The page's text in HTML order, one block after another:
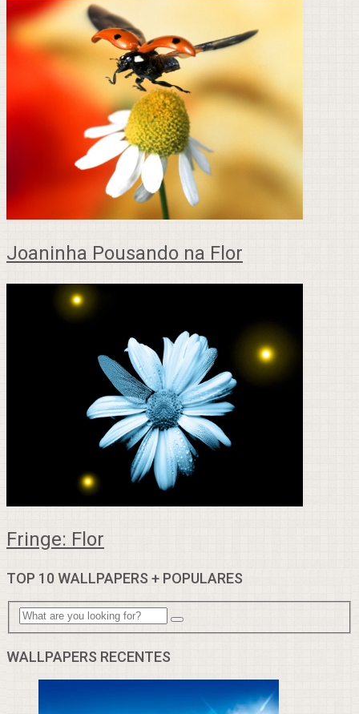
Joaninha Pousando na Flor
Fringe: Flor
TOP 10 WALLPAPERS + POPULARES
WALLPAPERS RECENTES